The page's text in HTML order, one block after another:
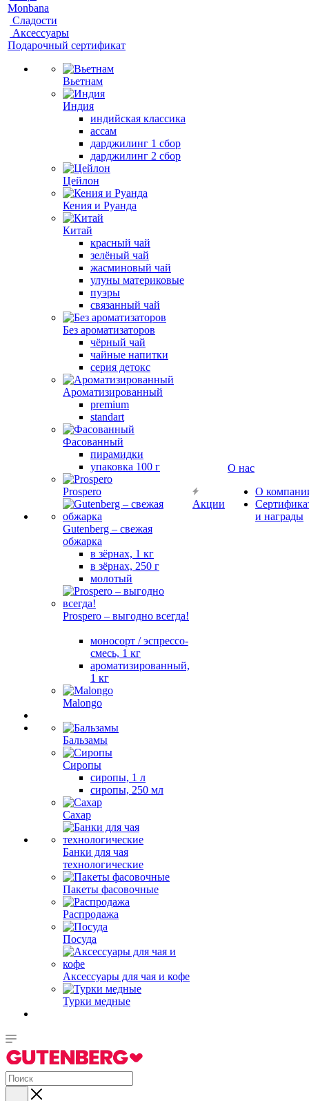
Monbana
Сладости
Аксессуары
Подарочный сертификат
Вьетнам
Индия
индийская классика
ассам
дарджилинг 1 сбор
дарджилинг 2 сбор
Цейлон
Кения и Руанда
Китай
красный чай
зелёный чай
жасминовый чай
улуны материковые
пуэры
связанный чай
Без ароматизаторов
чёрный чай
чайные напитки
серия детокс
Ароматизированный
premium
standart
Фасованный
пирамидки
упаковка 100 г
Prospero
Gutenberg – свежая
обжарка
в зёрнах, 1 кг
в зёрнах, 250 г
молотый
Prospero – выгодно всегда!
моносорт / эспрессо-
смесь, 1 кг
ароматизированный,
1 кг
Malongo
Бальзамы
Сиропы
сиропы, 1 л
сиропы, 250 мл
Сахар
Банки для чая
технологические
Пакеты фасовочные
Распродажа
Посуда
Аксессуары для чая и кофе
Турки медные
Акции
О нас
О
и награды